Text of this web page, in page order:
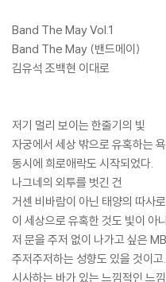
Band The May Vol.1
Band The May (밴드메이)
김유석 조백현 이대로
저기 멀리 보이는 한줄기의 빛
자궁에서 세상 밖으로 유혹하는
동시에 희로애락도 시작되었다.
나그네의 외투를 벗긴 건
거센 비바람이 아닌 태양의 따사
이 세상으로 유혹한 것도 빛이 아
저 문을 주저 없이 나가고 싶은
주저주저하는 성향도 있을 것이고
시사하는 바가 있는 느낌적인 느